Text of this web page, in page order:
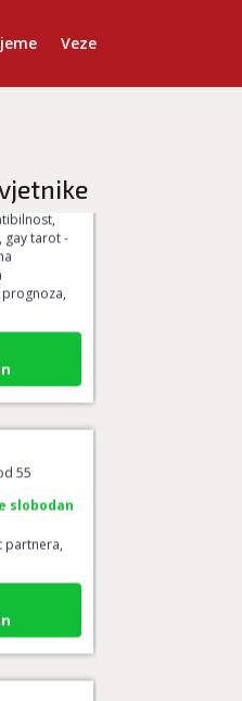
Veze
tarot -